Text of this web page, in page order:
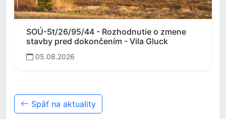
SOÚ-St/26/95/44 - Rozhodnutie o zmene
stavby pred dokončením - Vila Gluck
05.08.2026
Späť na aktuality